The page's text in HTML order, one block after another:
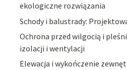
ekologiczne rozwiązania
Schody i balustrady:
Ochrona przed wilgocią i
izolacji i wentylacji
Elewacja i wykończenie